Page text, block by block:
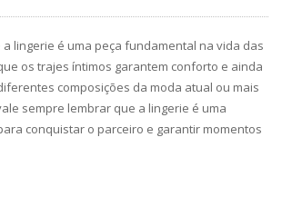
lingerie é uma peça fundamental na vida das
os trajes íntimos garantem conforto e ainda
composições da moda atual ou mais
sempre lembrar que a lingerie é uma
conquistar o parceiro e garantir momentos